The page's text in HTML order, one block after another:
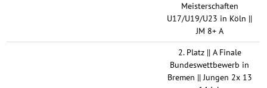
Meisterschaften
U17/U19/U23 in Köln ||
JM 8+ A
2. Platz || A Finale
Bundeswettbewerb in
Bremen || Jungen 2x 13